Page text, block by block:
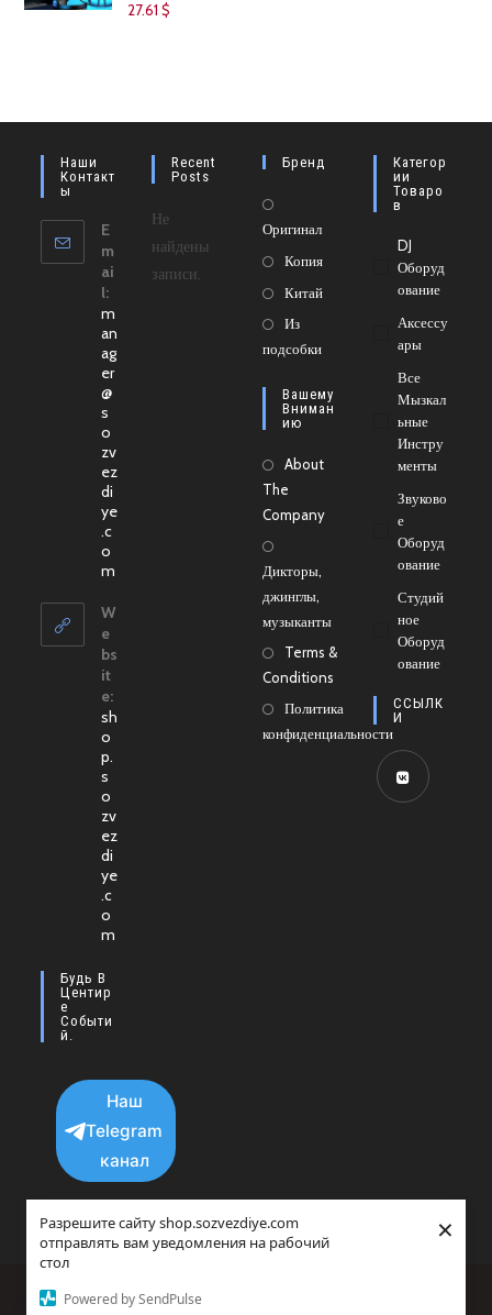
Разрешите сайту shop.sozvezdiye.com
отправлять вам уведомления на рабочий
стол
Powered by SendPulse
×
27.61$
Наши
Контакт
Ы
E
m
ai
l:
m
an
ag
er
@
s
o
zv
ez
di
ye
.c
o
m
вашем
W
e
bs
it
e:
sh
o
p.
s
o
zv
ez
di
ye
.c
o
m
Будь В
Центир
Е
Событи
Й.
Наш
Telegram
канал
Recent
Posts
Не
найдены
записи.
Бренд
Оригинал
Откроется
КопияОткроется
в
КитайОткроется
Из
подсобки
Откроется
Вашему
Вниман
Ию
About
The
Company
Дикторы,
джинглы,
музыканты
Terms &
Conditions
Политика
конфиденциальности
Категор
Ии
Товаро
В
DJ
Оборуд
Ование
Аксессу
Ары
Все
Мызкал
Ьные
Инстру
Менты
Звуково
Е
Оборуд
Ование
Студий
Ное
Оборуд
Ование
ССЫЛК
И